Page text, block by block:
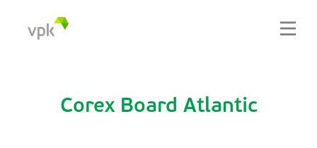
Corex Board Atlantic